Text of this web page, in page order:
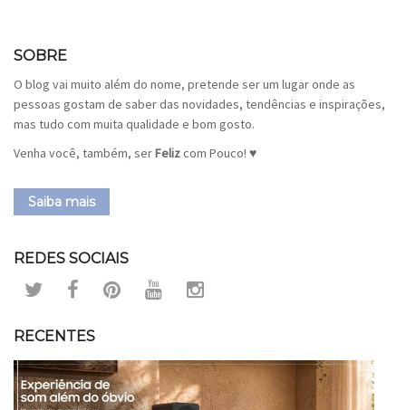
SOBRE
O blog vai muito além do nome, pretende ser um lugar onde as
pessoas gostam de saber das novidades, tendências e inspirações,
mas tudo com muita qualidade e bom gosto.
Venha você, também, serFelizcom Pouco! ♥
Saiba mais
REDES SOCIAIS
RECENTES